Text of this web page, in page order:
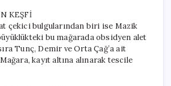
KEŞFİ
çekici bulgularından biri ise Mazik
bu mağarada obsidyen alet
Tunç, Demir ve Orta Çağ’a ait
kayıt altına alınarak tescile